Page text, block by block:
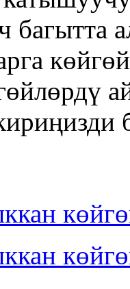
багытта